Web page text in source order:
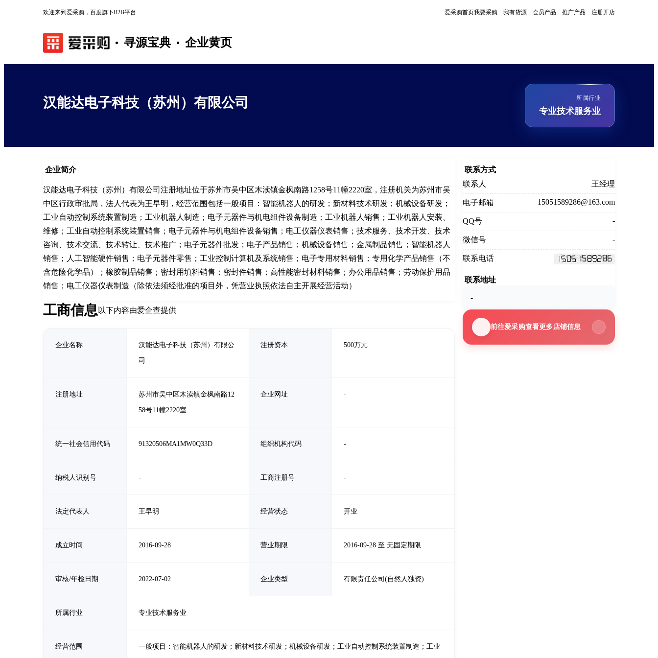
欢迎来到爱采购，百度旗下B2B平台 爱采购首页我要采购 我有货源 会员产品 推广产品 注册开店
寻源宝典 企业黄页
汉能达电子科技（苏州）有限公司 所属行业
专业技术服务业
企业简介
汉能达电子科技（苏州）有限公司注册地址位于苏州市吴中区木渎镇金枫南路1258号11幢2220室，注册机关为苏州市吴
中区行政审批局，法人代表为王早明，经营范围包括一般项目：智能机器人的研发；新材料技术研发；机械设备研发；
工业自动控制系统装置制造；工业机器人制造；电子元器件与机电组件设备制造；工业机器人销售；工业机器人安装、
维修；工业自动控制系统装置销售；电子元器件与机电组件设备销售；电工仪器仪表销售；技术服务、技术开发、技术
咨询、技术交流、技术转让、技术推广；电子元器件批发；电子产品销售；机械设备销售；金属制品销售；智能机器人
销售；人工智能硬件销售；电子元器件零售；工业控制计算机及系统销售；电子专用材料销售；专用化学产品销售（不
含危险化学品）；橡胶制品销售；密封用填料销售；密封件销售；高性能密封材料销售；办公用品销售；劳动保护用品
销售；电工仪器仪表制造（除依法须经批准的项目外，凭营业执照依法自主开展经营活动）
工商信息以下内容由爱企查提供
企业名称 汉能达电子科技（苏州）有限公
司
注册资本 500万元
注册地址 苏州市吴中区木渎镇金枫南路12
58号11幢2220室
企业网址 -
统一社会信用代码 91320506MA1MW0Q33D 组织机构代码 -
纳税人识别号 - 工商注册号 -
法定代表人 王早明 经营状态 开业
成立时间 2016-09-28 营业期限 2016-09-28 至 无固定期限
审核/年检日期 2022-07-02 企业类型 有限责任公司(自然人独资)
所属行业 专业技术服务业
经营范围 一般项目：智能机器人的研发；新材料技术研发；机械设备研发；工业自动控制系统装置制造；工业
联系方式
联系人
王经理
电子邮箱 15051589286@163.com
QQ号 -
微信号 -
联系电话
联系地址
-
前往爱采购查看更多店铺信息